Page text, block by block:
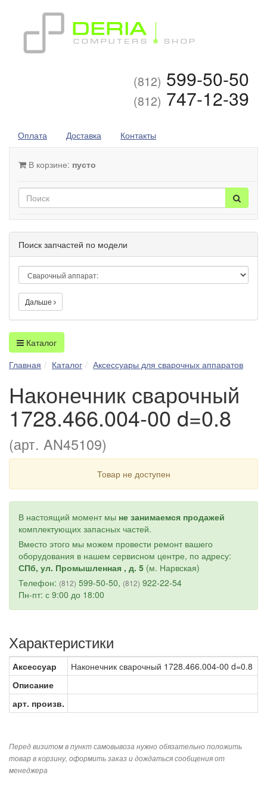
(812) 599-50-50
(812) 747-12-39
Оплата Доставка Контакты
В корзине: пусто
Поиск запчастей по модели
Дальше
Каталог
Главная
Каталог Аксессуары для сварочных аппаратов
Наконечник сварочный
1728.466.004-00 d=0.8
(арт. AN45109)
Товар не доступен
В настоящий момент мы не занимаемся продажей
комплектующих запасных частей.
Вместо этого мы можем провести ремонт вашего
оборудования в нашем сервисном центре, по адресу:
СПб, ул. Промышленная , д. 5 (м. Нарвская)
Телефон: (812) 599-50-50, (812) 922-22-54
Пн-пт: с 9:00 до 18:00
Характеристики
Аксессуар
Наконечник сварочный 1728.466.004-00 d=0.8
Описание
арт. произв.
Перед визитом в пункт самовывоза нужно обязательно положить
товар в корзину, оформить заказ и дождаться сообщения от
менеджера